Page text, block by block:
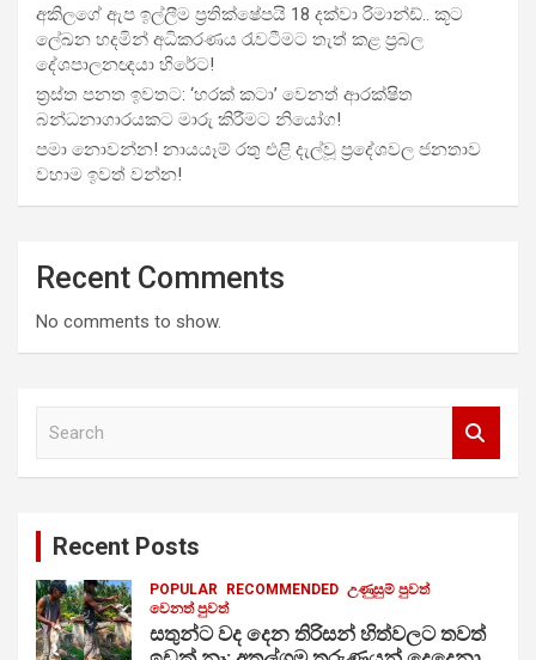
අකිලගේ ඇප ඉල්ලීම ප්‍රතික්ෂේපයි 18 දක්වා රිමාන්ඩ්.. කූට
ලේඛන හදමින් අධිකරණය රැවටීමට තැත් කළ ප්‍රබල
දේශපාලනඥයා හිරේට!
ත්‍රස්ත පනත ඉවතට: ‘හරක් කටා’ වෙනත් ආරක්ෂිත
බන්ධනාගාරයකට මාරු කිරීමට නියෝග!
පමා නොවන්න! නායයෑම් රතු එළි දැල්වූ ප්‍රදේශවල ජනතාව
වහාම ඉවත් වන්න!
Recent Comments
No comments to show.
Recent Posts
POPULAR RECOMMENDED උණුසුම් පුවත්
වෙනත් පුවත්
සතුන්ට වද දෙන තිරිසන් හිත්වලට තවත්